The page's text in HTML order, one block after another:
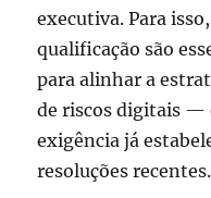
executiva. Para
qualificação são
para alinhar a
de riscos digitais —
exigência já
resoluções recentes.